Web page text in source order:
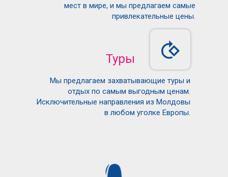
мест в мире, и мы предлагаем самые
привлекательные цены.
Туры
Мы предлагаем захватывающие туры и
отдых по самым выгодным ценам.
Исключительные направления из Молдовы
в любом уголке Европы.